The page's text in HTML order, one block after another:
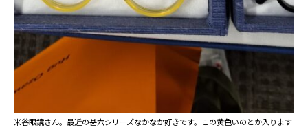
米谷眼鏡さん。最近の甚六シリーズなかなか好きです。この黄色いのとか入ります